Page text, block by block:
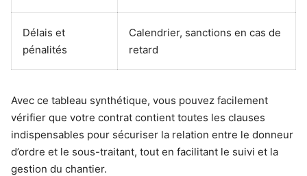
Délais et
pénalités
Calendrier, sanctions en cas de
retard
Avec ce tableau synthétique, vous pouvez facilement
vérifier que votre contrat contient toutes les clauses
indispensables pour sécuriser la relation entre le donneur
d’ordre et le sous-traitant, tout en facilitant le suivi et la
gestion du chantier.